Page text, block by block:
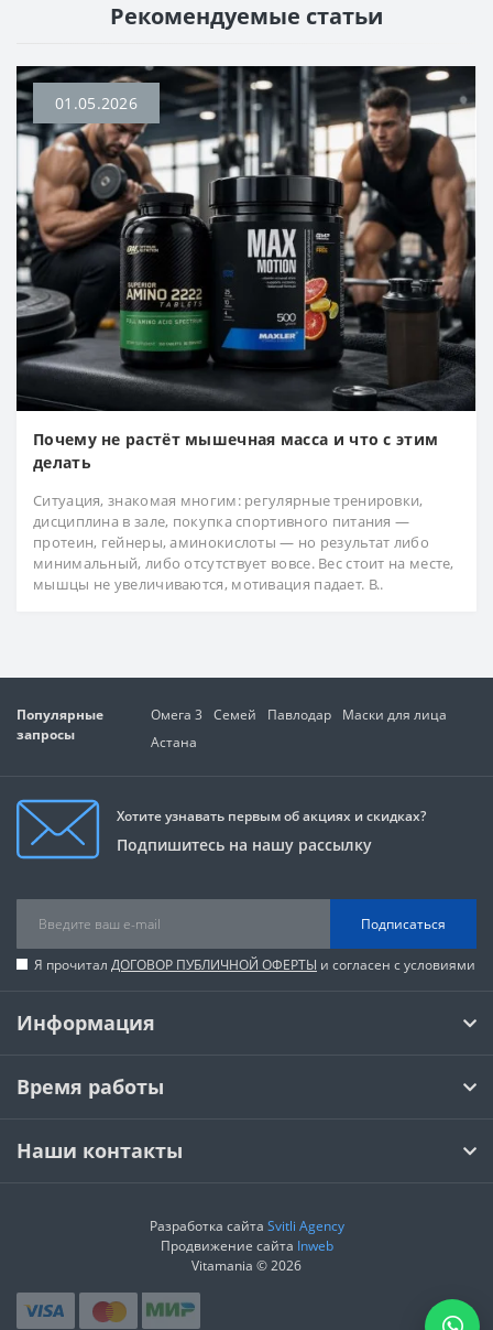
Рекомендуемые статьи
01.05.2026
Почему не растёт мышечная масса и что с этим
делать
Ситуация, знакомая многим: регулярные тренировки,
дисциплина в зале, покупка спортивного питания —
протеин, гейнеры, аминокислоты — но результат либо
минимальный, либо отсутствует вовсе. Вес стоит на месте,
мышцы не увеличиваются, мотивация падает. В..
Популярные
запросы
Омега 3 Семей Павлодар
Маски для лица
Астана
Хотите узнавать первым об акциях и скидках?
Подпишитесь на нашу рассылку
Подписаться
Я прочитал ДОГОВОР ПУБЛИЧНОЙ ОФЕРТЫ и согласен с условиями
Информация
Время работы
Наши контакты
Разработка сайта Svitli Agency
Продвижение сайта Inweb
Vitamania © 2026